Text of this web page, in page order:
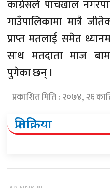
काँग्रेसले पाँचखाल
गाउँपालिकामा मात्रै
प्राप्त मतलाई समेत
साथ मतदाता माज
पुगेका छन् ।
प्रकाशित मिति : २०७४, २६
प्रतिक्रिया